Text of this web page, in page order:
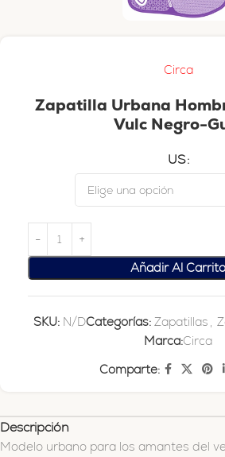
Circa
Zapatilla Urbana
Vulc Negro-
US
Añadir Al Carrito
SKU: N/DCategorías: Zapatillas ,
Marca:Circa
Comparte:
Descripción
Modelo urbano para los amantes del